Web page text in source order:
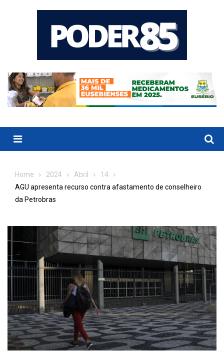
Menu
Home 2024 Abril
14
AGU apresenta recurso contra afastamento de conselheiro
da Petrobras